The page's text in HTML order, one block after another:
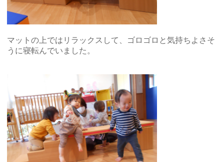
マットの上ではリラックスして、ゴロゴロと気持ちよさそ
うに寝転んでいました。